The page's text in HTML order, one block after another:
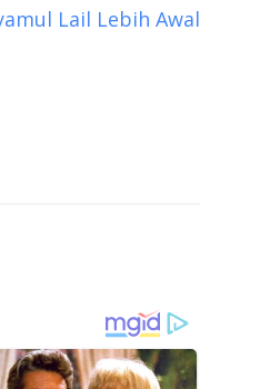
Lail Lebih Awal